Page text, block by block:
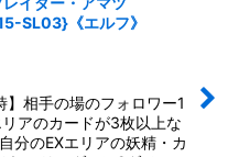
SL03}《エルフ》
相手の場のフォロワー1
アのカードが3枚以上な
分のEXエリアの妖精・カ